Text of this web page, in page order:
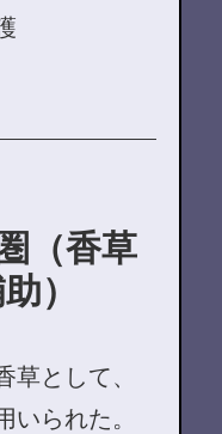
（香草
）
草として、
いられた。